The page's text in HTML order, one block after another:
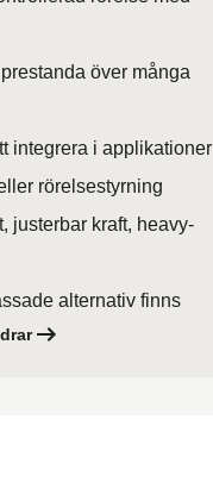
över många
integrera i applikationer
rörelsestyrning
justerbar kraft, heavy-
alternativ finns